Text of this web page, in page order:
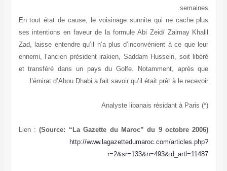
semaines.
En tout état de cause, le voisinage sunnite qui ne cache plus
ses intentions en faveur de la formule Abi Zeid/ Zalmay Khalil
Zad, laisse entendre qu’il n’a plus d’inconvénient à ce que leur
ennemi, l’ancien président irakien, Saddam Hussein, soit libéré
et transféré dans un pays du Golfe. Notamment, après que
l’émirat d’Abou Dhabi a fait savoir qu’il était prêt à le recevoir.
(*) Analyste libanais résidant à Paris
(Source: “La Gazette du Maroc” du 9 octobre 2006)
Lien :
http://www.lagazettedumaroc.com/articles.php?
r=2&sr=133&n=493&id_artl=11487